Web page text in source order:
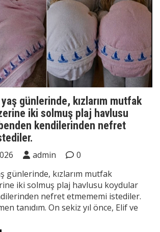
günlerinde, kızlarım mutfak
iki solmuş plaj havlusu
kendilerinden nefret
admin
0
günlerinde, kızlarım mutfak
iki solmuş plaj havlusu koydular
nefret etmememi istediler.
tanıdım. On sekiz yıl önce, Elif ve